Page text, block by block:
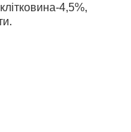
4,5%,